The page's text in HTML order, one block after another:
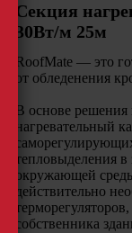
Секция
30Вт/м 25м
RoofMate — это
от обледенения
В основе решения
нагревательный
тепловыделения
окружающей
действительно
собственника